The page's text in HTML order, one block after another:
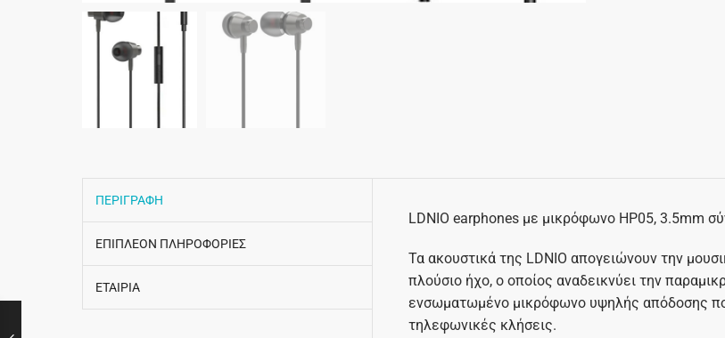
ΠΕΡΙΓΡΑΦΗ
ΕΠΙΠΛΕΟΝ ΠΛΗΡΟΦΟΡΙΕΣ
ΕΤΑΙΡΙΑ
LDNIO earphones με μικρόφωνο HP05, 3.5mm
Τα ακουστικά της LDNIO απογειώνουν την
πλούσιο ήχο, ο οποίος αναδεικνύει την
ενσωματωμένο μικρόφωνο υψηλής απόδοσης
τηλεφωνικές κλήσεις.